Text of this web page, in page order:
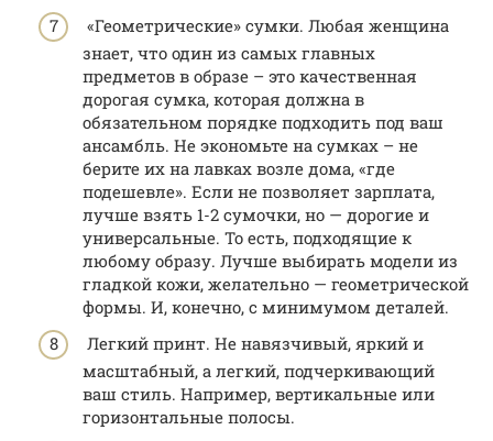
«Геометрические» сумки. Любая женщина
знает, что один из самых главных
предметов в образе – это качественная
дорогая сумка, которая должна в
обязательном порядке подходить под ваш
ансамбль. Не экономьте на сумках – не
берите их на лавках возле дома, «где
подешевле». Если не позволяет зарплата,
лучше взять 1-2 сумочки, но — дорогие и
универсальные. То есть, подходящие к
любому образу. Лучше выбирать модели из
гладкой кожи, желательно — геометрической
формы. И, конечно, с минимумом деталей.
Легкий принт. Не навязчивый, яркий и
масштабный, а легкий, подчеркивающий
ваш стиль. Например, вертикальные или
горизонтальные полосы.